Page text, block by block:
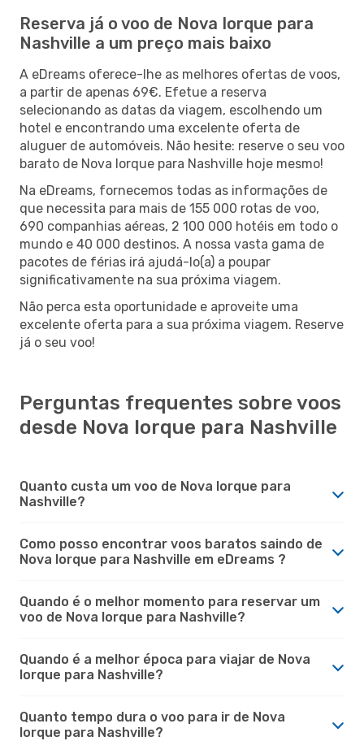
Reserva já o voo de Nova Iorque para
Nashville a um preço mais baixo
A eDreams oferece-lhe as melhores ofertas de voos,
a partir de apenas 69€. Efetue a reserva
selecionando as datas da viagem, escolhendo um
hotel e encontrando uma excelente oferta de
aluguer de automóveis. Não hesite: reserve o seu voo
barato de Nova Iorque para Nashville hoje mesmo!
Na eDreams, fornecemos todas as informações de
que necessita para mais de 155 000 rotas de voo,
690 companhias aéreas, 2 100 000 hotéis em todo o
mundo e 40 000 destinos. A nossa vasta gama de
pacotes de férias irá ajudá-lo(a) a poupar
significativamente na sua próxima viagem.
Não perca esta oportunidade e aproveite uma
excelente oferta para a sua próxima viagem. Reserve
já o seu voo!
Perguntas frequentes sobre voos
desde Nova Iorque para Nashville
Quanto custa um voo de Nova Iorque para
Nashville?
Como posso encontrar voos baratos saindo de
Nova Iorque para Nashville em eDreams ?
Quando é o melhor momento para reservar um
voo de Nova Iorque para Nashville?
Quando é a melhor época para viajar de Nova
Iorque para Nashville?
Quanto tempo dura o voo para ir de Nova
Iorque para Nashville?